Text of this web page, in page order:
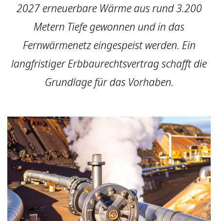
2027 erneuerbare Wärme aus rund 3.200
Metern Tiefe gewonnen und in das
Fernwärmenetz eingespeist werden. Ein
langfristiger Erbbaurechtsvertrag schafft die
Grundlage für das Vorhaben.